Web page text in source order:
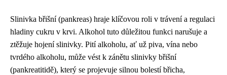
Slinivka břišní (pankreas) hraje klíčovou roli v trávení a regulaci
hladiny cukru v krvi. Alkohol tuto důležitou funkci narušuje a
ztěžuje hojení slinivky. Pití alkoholu, ať už piva, vína nebo
tvrdého alkoholu, může vést k zánětu slinivky břišní
(pankreatitidě), který se projevuje silnou bolestí břicha,